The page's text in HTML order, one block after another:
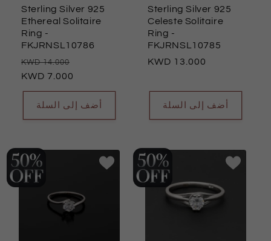
Sterling Silver 925
Ethereal Solitaire
Ring -
FKJRNSL10786
السعر
العادي
14.000
7.000
أضف إلى السلة
Sterling Silver 925
Celeste Solitaire
Ring -
FKJRNSL10785
السعر 13.000
أضف إلى السلة